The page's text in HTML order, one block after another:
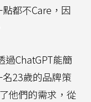
都不Care，因
過ChatGPT能簡
23歲的品牌策
他們的需求，從